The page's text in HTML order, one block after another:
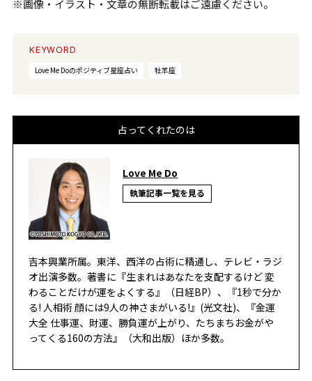
※画像・イラスト・文章の無断転載はご遠慮ください。
KEYWORD
Love Me Doのポジティブ星座占い
牡羊座
占ってくれたのは
Love Me Do
執筆記事一覧を見る
吉本興業所属。東洋、西洋の占術に精通し、テレビ・ラジ
オ出演多数。著書に『生まれはあなたを支配するけど 変
わることだけが運をよくする』（日経BP）、『1秒で分か
る! 人相術 顔には9人の神さまがいる!』(光文社)、『金運
大全 仕事運、財運、勝負運が上がり、たちまちお金がや
ってくる160の方法』（大和出版）ほか多数。